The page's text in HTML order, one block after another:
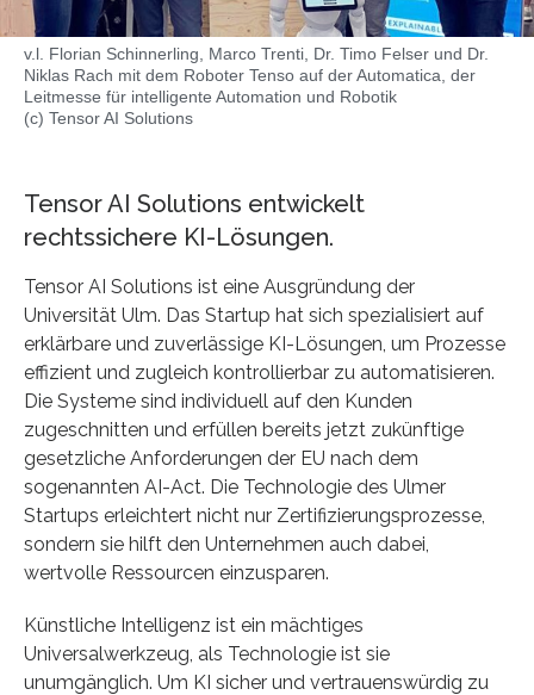
v.l. Florian Schinnerling, Marco Trenti, Dr. Timo Felser und Dr.
Niklas Rach mit dem Roboter Tenso auf der Automatica, der
Leitmesse für intelligente Automation und Robotik
(c) Tensor AI Solutions
Tensor AI Solutions entwickelt
rechtssichere KI-Lösungen.
Tensor AI Solutions ist eine Ausgründung der
Universität Ulm. Das Startup hat sich spezialisiert auf
erklärbare und zuverlässige KI-Lösungen, um Prozesse
effizient und zugleich kontrollierbar zu automatisieren.
Die Systeme sind individuell auf den Kunden
zugeschnitten und erfüllen bereits jetzt zukünftige
gesetzliche Anforderungen der EU nach dem
sogenannten AI-Act. Die Technologie des Ulmer
Startups erleichtert nicht nur Zertifizierungsprozesse,
sondern sie hilft den Unternehmen auch dabei,
wertvolle Ressourcen einzusparen.
Künstliche Intelligenz ist ein mächtiges
Universalwerkzeug, als Technologie ist sie
unumgänglich. Um KI sicher und vertrauenswürdig zu